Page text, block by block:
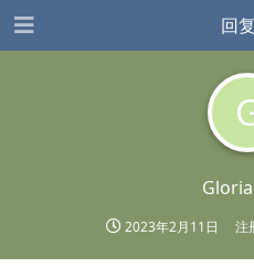
2023年2月11日 注
回复